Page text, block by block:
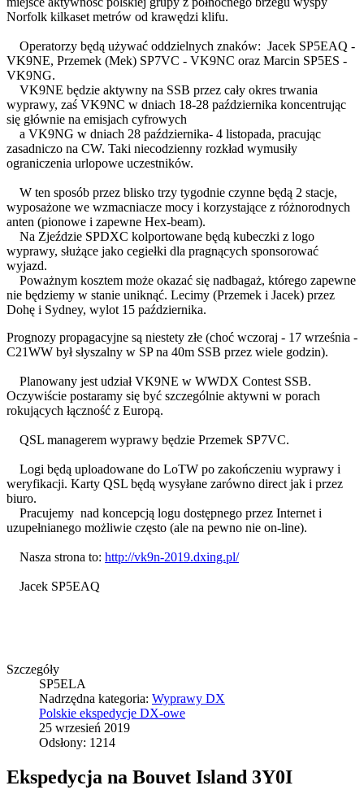
Norfolk kilkaset metrów od krawędzi klifu.
Operatorzy będą używać oddzielnych znaków: Jacek SP5EAQ -
VK9NE, Przemek (Mek) SP7VC - VK9NC oraz Marcin SP5ES -
VK9NG.
VK9NE będzie aktywny na SSB przez cały okres trwania
wyprawy, zaś VK9NC w dniach 18-28 października koncentrując
się głównie na emisjach cyfrowych
a VK9NG w dniach 28 października- 4 listopada, pracując
zasadniczo na CW. Taki niecodzienny rozkład wymusiły
ograniczenia urlopowe uczestników.
W ten sposób przez blisko trzy tygodnie czynne będą 2 stacje,
wyposażone we wzmacniacze mocy i korzystające z różnorodnych
anten (pionowe i zapewne Hex-beam).
Na Zjeździe SPDXC kolportowane będą kubeczki z logo
wyprawy, służące jako cegiełki dla pragnących sponsorować
wyjazd.
Poważnym kosztem może okazać się nadbagaż, którego zapewne
nie będziemy w stanie uniknąć. Lecimy (Przemek i Jacek) przez
Dohę i Sydney, wylot 15 października.
Prognozy propagacyjne są niestety złe (choć wczoraj - 17 września -
C21WW był słyszalny w SP na 40m SSB przez wiele godzin).
Planowany jest udział VK9NE w WWDX Contest SSB.
Oczywiście postaramy się być szczególnie aktywni w porach
rokujących łączność z Europą.
QSL managerem wyprawy będzie Przemek SP7VC.
Logi będą uploadowane do LoTW po zakończeniu wyprawy i
weryfikacji. Karty QSL będą wysyłane zarówno direct jak i przez
biuro.
Pracujemy nad koncepcją logu dostępnego przez Internet i
uzupełnianego możliwie często (ale na pewno nie on-line).
Nasza strona to: http://vk9n-2019.dxing.pl/
Jacek SP5EAQ
Szczegóły
SP5ELA
Nadrzędna kategoria: Wyprawy DX
Polskie ekspedycje DX-owe
25 wrzesień 2019
Odsłony: 1214
Ekspedycja na Bouvet Island 3Y0I